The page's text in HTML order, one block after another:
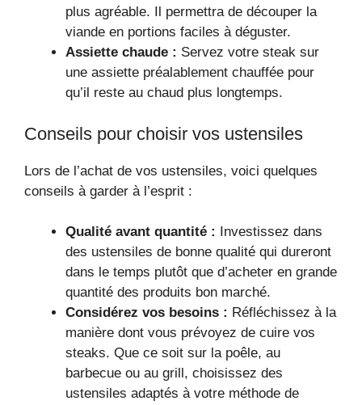
plus agréable. Il permettra de découper la
viande en portions faciles à déguster.
Assiette chaude : Servez votre steak sur
une assiette préalablement chauffée pour
qu’il reste au chaud plus longtemps.
Conseils pour choisir vos ustensiles
Lors de l’achat de vos ustensiles, voici quelques
conseils à garder à l’esprit :
Qualité avant quantité : Investissez dans
des ustensiles de bonne qualité qui dureront
dans le temps plutôt que d’acheter en grande
quantité des produits bon marché.
Considérez vos besoins : Réfléchissez à la
manière dont vous prévoyez de cuire vos
steaks. Que ce soit sur la poêle, au
barbecue ou au grill, choisissez des
ustensiles adaptés à votre méthode de